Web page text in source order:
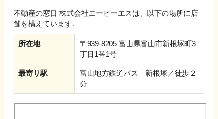
不動産の窓口 株式会社エーピーエスは、以下の場所に店
舗を構えています。
所在地
〒939-8205 富山県富山市新根塚町3
丁目1番1号
最寄り駅
富山地方鉄道バス 新根塚／徒歩２
分